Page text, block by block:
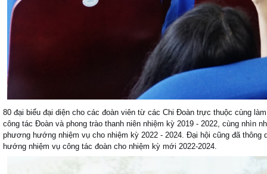
80 đại biểu đại diện cho các đoàn viên từ các Chi Đoàn trực thuộc cùng
công tác Đoàn và phong trào thanh niên nhiệm kỳ 2019 - 2022, cùng nhìn
phương hướng nhiệm vụ cho nhiệm kỳ 2022 - 2024. Đại hội cũng đã
hướng nhiệm vụ công tác đoàn cho nhiệm kỳ mới 2022-2024.